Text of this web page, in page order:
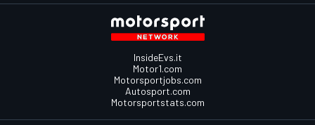
InsideEvs.it
Motor1.com
Motorsportjobs.com
Autosport.com
Motorsportstats.com